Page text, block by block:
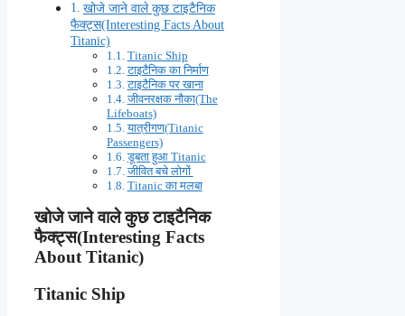
खोजे जाने वाले कुछ टाइटैनिक
फैक्ट्स(Interesting Facts About
Titanic)
Titanic Ship
टाइटैनिक का निर्माण
टाइटैनिक पर खाना
जीवनरक्षक नौका(The
Lifeboats)
यात्रीगण(Titanic
Passengers)
डूबता हुआ Titanic
जीवित बचे लोगों
Titanic का मलबा
खोजे जाने वाले कुछ टाइटैनिक
फैक्ट्स(Interesting Facts
About Titanic)
Titanic Ship